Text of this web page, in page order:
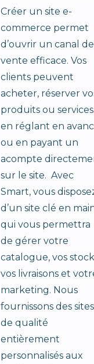
Créer un site e-
commerce permet
d’ouvrir un canal de
vente efficace. Vos
clients peuvent
acheter, réserver
produits ou services
en réglant en
ou en payant un
acompte
sur le site. Avec
Smart, vous
d’un site clé en
qui vous permettra
de gérer votre
catalogue, vos
vos livraisons et
marketing. Nous
fournissons des sites
de qualité
entièrement
personnalisés aux